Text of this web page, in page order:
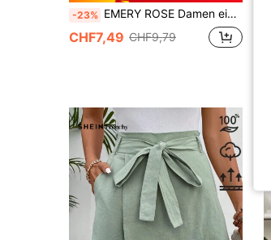
-23% EMERY ROSE Damen einfarbige modische Sommershorts
CHF7,49 CHF9,79